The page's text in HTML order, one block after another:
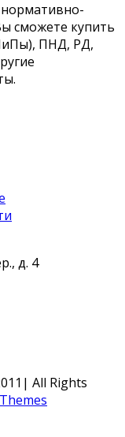
сможете купить
ПНД, РД,
д. 4
All Rights